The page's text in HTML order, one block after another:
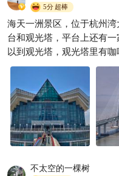
宁波温泉度假新选择💫杭州
万怡
薄雾与鲸 
5分超棒
海天一洲景区，位于杭州
台和观光塔，平台上还有
以到观光塔，观光塔里有
开放式的，可以远眺海景
桥纪念馆可以看一看，了
不太空的一棵树